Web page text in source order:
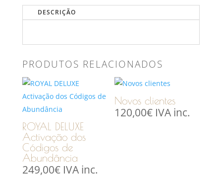
DESCRIÇÃO
PRODUTOS RELACIONADOS
ROYAL DELUXE
Activação dos
Códigos de
Abundância
249,00€ IVA inc.
Novos clientes
120,00€ IVA inc.